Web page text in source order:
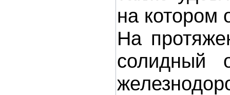
на котором
На
солидный